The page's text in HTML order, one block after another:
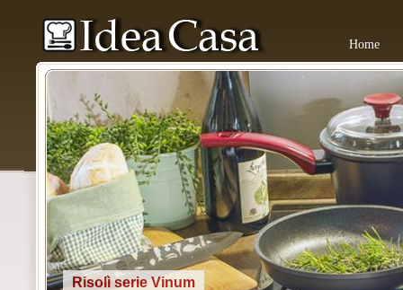
Home